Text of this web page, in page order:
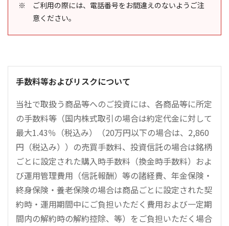
ご利用の際には、電話番号をお間違えのないようご注
意ください。
手数料等およびリスクについて
当社で取扱う商品等へのご投資には、各商品等に所定
の手数料等（国内株式取引の場合は約定代金に対して
最大1.43％（税込み）（20万円以下の場合は、2,860
円（税込み））の売買手数料、投資信託の場合は銘柄
ごとに設定された購入時手数料（換金時手数料）およ
び運用管理費用（信託報酬）等の諸経費、年金保険・
終身保険・養老保険の場合は商品ごとに設定された契
約時・運用期間中にご負担いただく費用および一定期
間内の解約時の解約控除、等）をご負担いただく場合